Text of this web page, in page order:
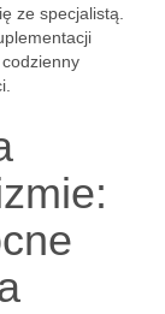
ze specjalistą.
codzienny